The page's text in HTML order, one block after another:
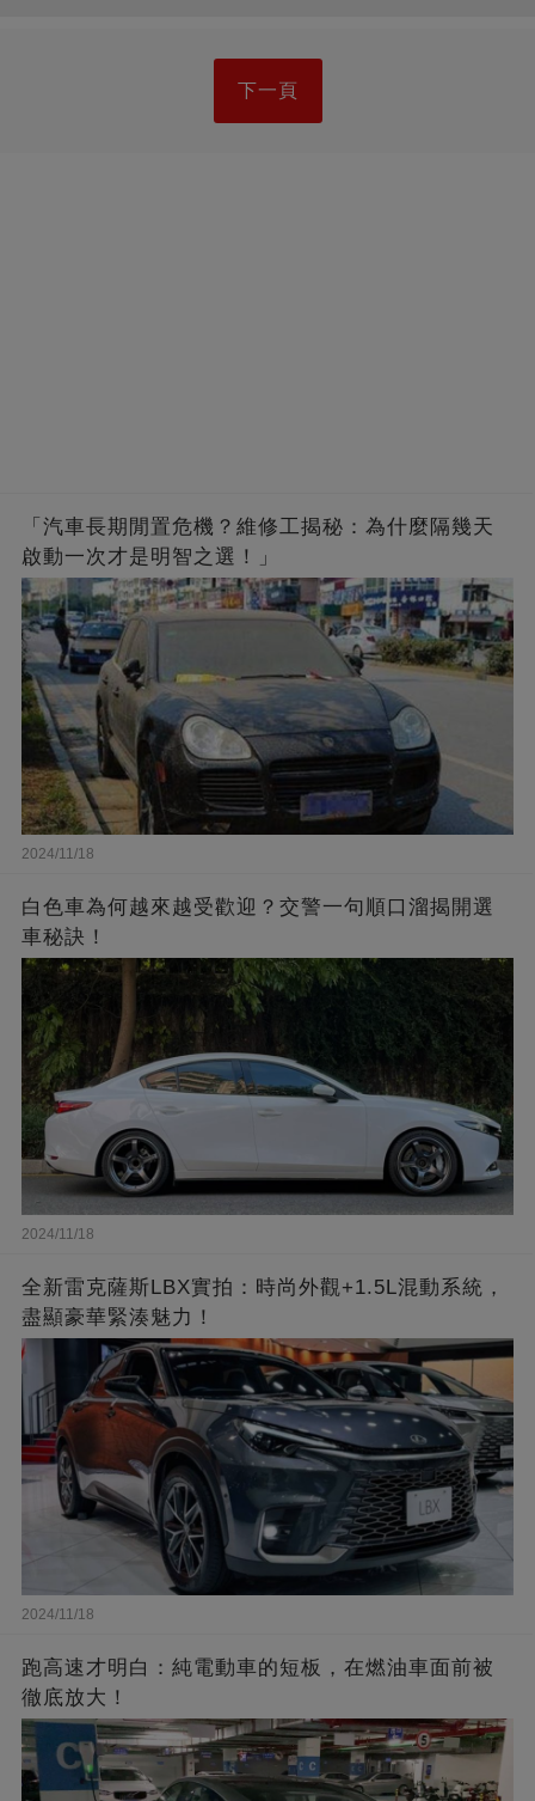
下一頁
「汽車長期閒置危機？維修工揭秘：為什麼隔幾天
啟動一次才是明智之選！」
2024/11/18
白色車為何越來越受歡迎？交警一句順口溜揭開選
車秘訣！
2024/11/18
全新雷克薩斯LBX實拍：時尚外觀+1.5L混動系統，
盡顯豪華緊湊魅力！
2024/11/18
跑高速才明白：純電動車的短板，在燃油車面前被
徹底放大！